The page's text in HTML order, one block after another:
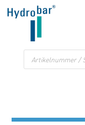
Zum
Inhalt
Products
search